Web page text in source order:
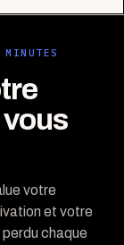
votre
et votre
chaque